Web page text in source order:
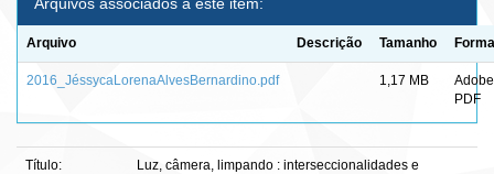
Arquivo Descrição Tamanho
2016_JéssycaLorenaAlvesBernardino.pdf 1,17 MB
Adobe
PDF
Título:
Luz, câmera, limpando : interseccionalidades e